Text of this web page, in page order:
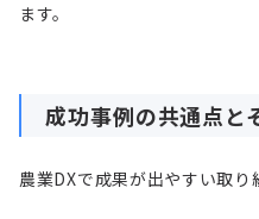
ます。
成功事例の共通点と
農業DXで成果が出やすい取り